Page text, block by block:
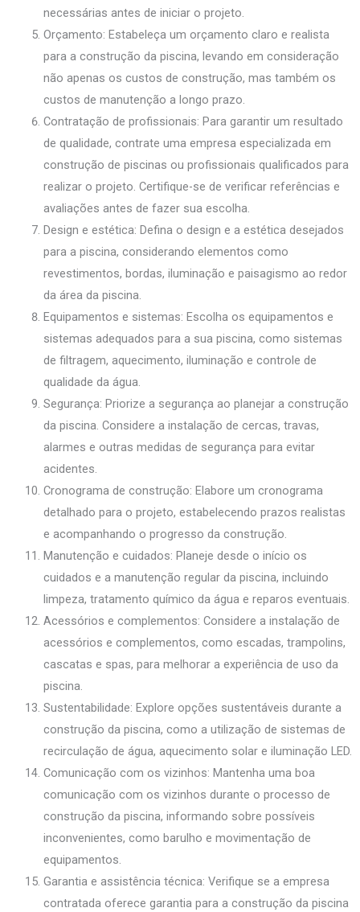
necessárias antes de iniciar o projeto.
Orçamento: Estabeleça um orçamento claro e realista
para a construção da piscina, levando em consideração
não apenas os custos de construção, mas também os
custos de manutenção a longo prazo.
Contratação de profissionais: Para garantir um resultado
de qualidade, contrate uma empresa especializada em
construção de piscinas ou profissionais qualificados para
realizar o projeto. Certifique-se de verificar referências e
avaliações antes de fazer sua escolha.
Design e estética: Defina o design e a estética desejados
para a piscina, considerando elementos como
revestimentos, bordas, iluminação e paisagismo ao redor
da área da piscina.
Equipamentos e sistemas: Escolha os equipamentos e
sistemas adequados para a sua piscina, como sistemas
de filtragem, aquecimento, iluminação e controle de
qualidade da água.
Segurança: Priorize a segurança ao planejar a construção
da piscina. Considere a instalação de cercas, travas,
alarmes e outras medidas de segurança para evitar
acidentes.
Cronograma de construção: Elabore um cronograma
detalhado para o projeto, estabelecendo prazos realistas
e acompanhando o progresso da construção.
Manutenção e cuidados: Planeje desde o início os
cuidados e a manutenção regular da piscina, incluindo
limpeza, tratamento químico da água e reparos eventuais.
Acessórios e complementos: Considere a instalação de
acessórios e complementos, como escadas, trampolins,
cascatas e spas, para melhorar a experiência de uso da
piscina.
Sustentabilidade: Explore opções sustentáveis durante a
construção da piscina, como a utilização de sistemas de
recirculação de água, aquecimento solar e iluminação LED.
Comunicação com os vizinhos: Mantenha uma boa
comunicação com os vizinhos durante o processo de
construção da piscina, informando sobre possíveis
inconvenientes, como barulho e movimentação de
equipamentos.
Garantia e assistência técnica: Verifique se a empresa
contratada oferece garantia para a construção da piscina